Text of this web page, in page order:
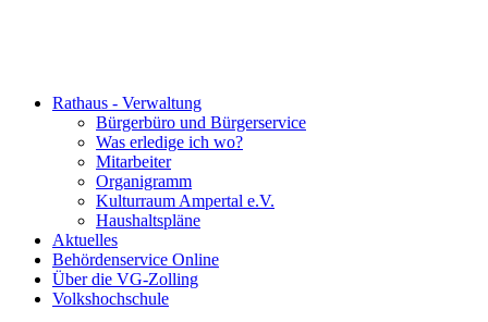
Rathaus - Verwaltung
Bürgerbüro und Bürgerservice
Was erledige ich wo?
Mitarbeiter
Organigramm
Kulturraum Ampertal e.V.
Haushaltspläne
Aktuelles
Behördenservice Online
Über die VG-Zolling
Volkshochschule